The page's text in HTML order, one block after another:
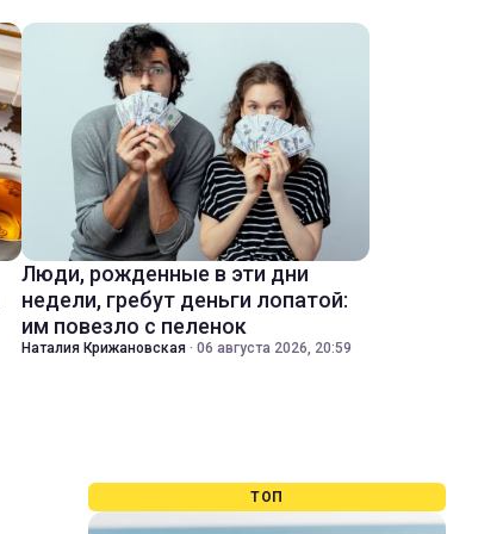
Люди, рожденные в эти дни
недели, гребут деньги лопатой:
им повезло с пеленок
Наталия Крижановская · 06 августа 2026, 20:59
ТОП